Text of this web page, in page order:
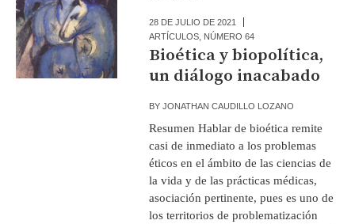
28 DE JULIO DE 2021
ARTÍCULOS NÚMERO 64
Bioética y biopolítica,
un diálogo inacabado
BYJONATHAN CAUDILLO LOZANO
Resumen Hablar de bioética remite
casi de inmediato a los problemas
éticos en el ámbito de las ciencias de
la vida y de las prácticas médicas,
asociación pertinente, pues es uno de
los territorios de problematización